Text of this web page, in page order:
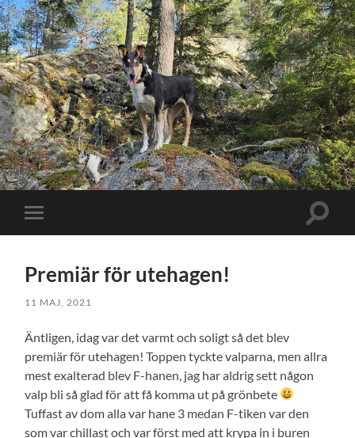
Slå
på/av
Slå
Premiär för utehagen!
11 MAJ, 2021
Äntligen, idag var det varmt och soligt så det blev
premiär för utehagen! Toppen tyckte valparna, men allra
mest exalterad blev F-hanen, jag har aldrig sett någon
valp bli så glad för att få komma ut på grönbete
Tuffast av dom alla var hane 3 medan F-tiken var den
som var chillast och var först med att krypa in i buren